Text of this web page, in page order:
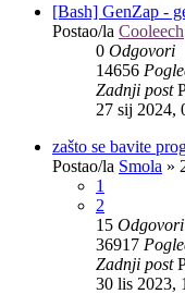
[Bash] GenZap -
Postao/la Cooleech
0 Odgovori
14656
Zadnji post
27 sij 2024,
zašto se bavite
Postao/la Smola »
1
2
15 Odgovori
36917
Zadnji post
30 lis 2023,